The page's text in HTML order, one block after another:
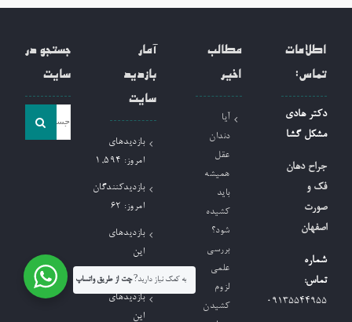
اطلاعات
تماس:
دکتر هادی
مشکل گشا
جراح دهان
فک و
صورت
اصفهان
شماره
تماس:
09135544955
مطالب
اخیر
آیا
دندان
عقل
همیشه
باید
کشیده
شود؟
بررسی
علمی
لزوم
کشیدن
آمار
بازدید
سایت
بازدیدهای
امروز: 1,594
بازدیدکنندگان
امروز: 62
بازدیدهای
این
بازدیدهای
این
جستجو در
سایت
به کمک نیاز دارید?چت از طریق واتساپ